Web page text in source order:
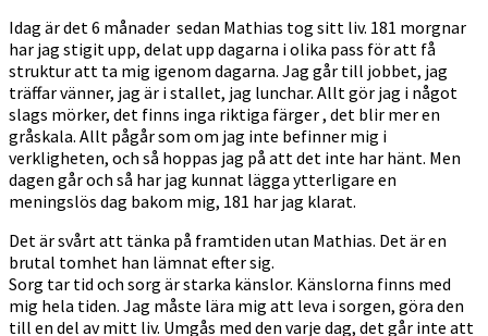
Idag är det 6 månader sedan Mathias tog sitt liv. 181 morgnar
har jag stigit upp, delat upp dagarna i olika pass för att få
struktur att ta mig igenom dagarna. Jag går till jobbet, jag
träffar vänner, jag är i stallet, jag lunchar. Allt gör jag i något
slags mörker, det finns inga riktiga färger , det blir mer en
gråskala. Allt pågår som om jag inte befinner mig i
verkligheten, och så hoppas jag på att det inte har hänt. Men
dagen går och så har jag kunnat lägga ytterligare en
meningslös dag bakom mig, 181 har jag klarat.
Det är svårt att tänka på framtiden utan Mathias. Det är en
brutal tomhet han lämnat efter sig.
Sorg tar tid och sorg är starka känslor. Känslorna finns med
mig hela tiden. Jag måste lära mig att leva i sorgen, göra den
till en del av mitt liv. Umgås med den varje dag, det går inte att